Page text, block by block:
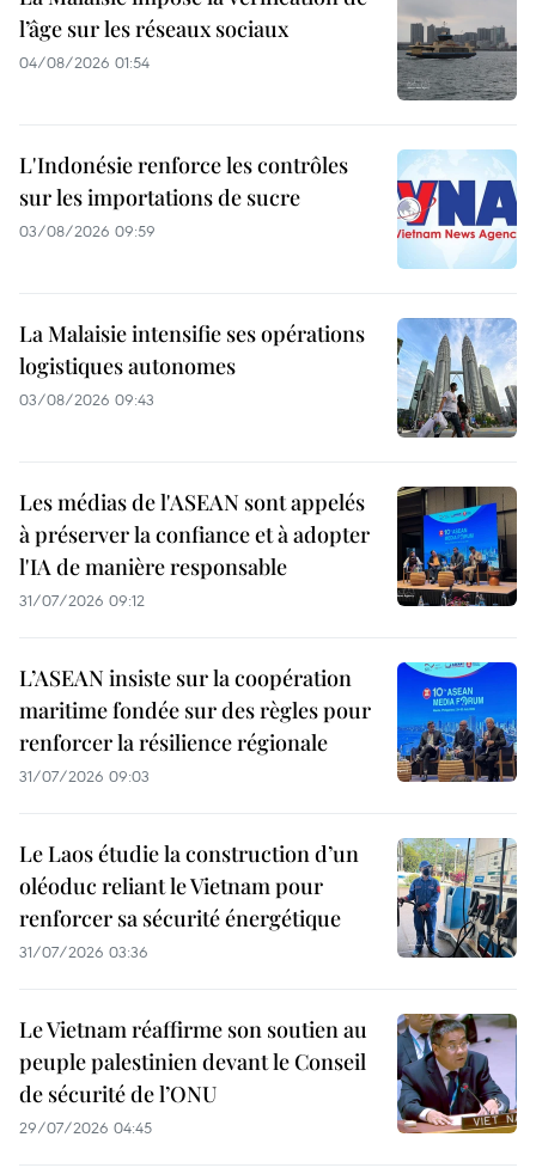
l’âge sur les réseaux sociaux
04/08/2026 01:54
L'Indonésie renforce les contrôles
sur les importations de sucre
03/08/2026 09:59
La Malaisie intensifie ses opérations
logistiques autonomes
03/08/2026 09:43
Les médias de l'ASEAN sont appelés
à préserver la confiance et à adopter
l'IA de manière responsable
31/07/2026 09:12
L’ASEAN insiste sur la coopération
maritime fondée sur des règles pour
renforcer la résilience régionale
31/07/2026 09:03
Le Laos étudie la construction d’un
oléoduc reliant le Vietnam pour
renforcer sa sécurité énergétique
31/07/2026 03:36
Le Vietnam réaffirme son soutien au
peuple palestinien devant le Conseil
de sécurité de l’ONU
29/07/2026 04:45